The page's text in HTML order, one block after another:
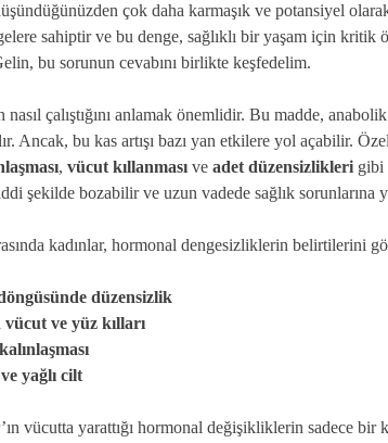
çok daha karmaşık ve potansiyel
sahiptir ve bu denge, sağlıklı bir yaşam için
bu sorunun cevabını birlikte keşfedelim.
nasıl çalıştığını anlamak önemlidir. Bu madde,
Ancak, bu kas artışı bazı yan etkilere yol açabilir.
, vücut kıllanması ve adet düzensizlikleri gibi
şekilde bozabilir ve uzun vadede sağlık sorunlarına
kadınlar, hormonal dengesizliklerin belirtilerini
düzensizlik
ve yüz kılları
yağlı cilt
vücutta yarattığı hormonal değişikliklerin sadece bir